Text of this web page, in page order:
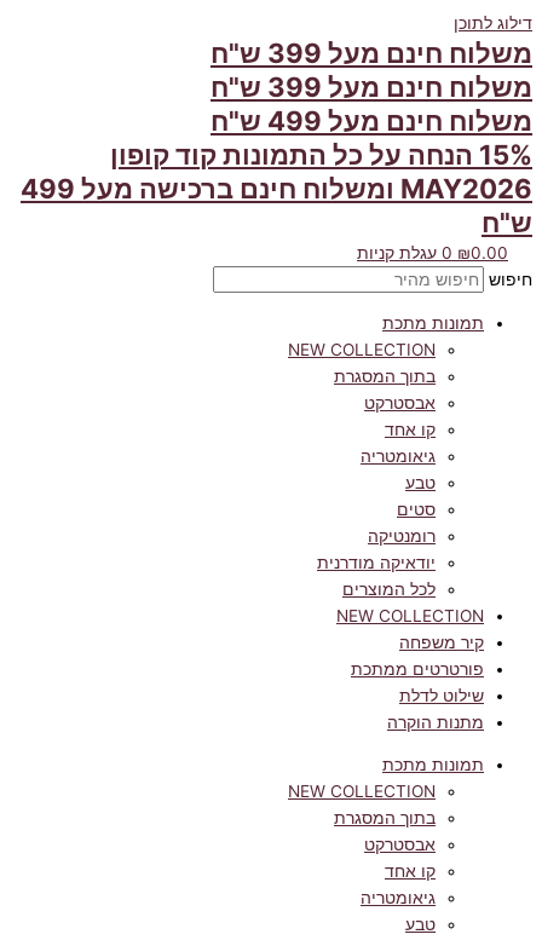
דילוג לתוכן
משלוח חינם מעל 399 ש"ח
משלוח חינם מעל 399 ש"ח
משלוח חינם מעל 499 ש"ח
15% הנחה על כל התמונות קוד קופון
MAY2026 ומשלוח חינם ברכישה מעל 499
ש"ח
₪0.00
0
עגלת קניות
חיפוש
תמונות מתכת
NEW COLLECTION
בתוך המסגרת
אבסטרקט
קו אחד
גיאומטריה
טבע
סטים
רומנטיקה
יודאיקה מודרנית
לכל המוצרים
NEW COLLECTION
קיר משפחה
פורטרטים ממתכת
שילוט לדלת
מתנות הוקרה
תמונות מתכת
NEW COLLECTION
בתוך המסגרת
אבסטרקט
קו אחד
גיאומטריה
טבע